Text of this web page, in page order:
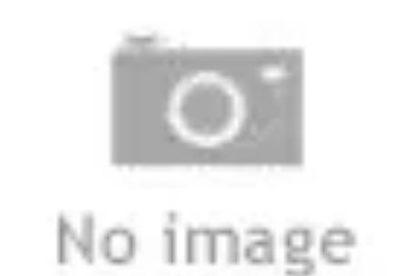
Cerraduras ArtesanasTécnicas y herramientas
Cerrajería ArtesanalConsejos